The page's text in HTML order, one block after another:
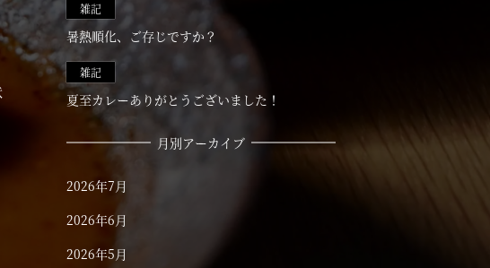
雑記
暑熱順化、ご存じですか？
雑記
夏至カレーありがとうございました！
月別アーカイブ
2026年7月
2026年6月
2026年5月